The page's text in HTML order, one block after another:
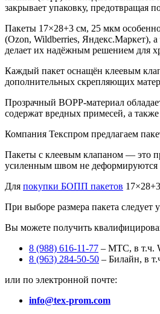
закрывает упаковку, предотвращая
Пакеты 17×28+3 см, 25 мкм
(Ozon, Wildberries, Яндекс.Маркет), а
делает их надёжным решением для
Каждый пакет оснащён клеевым
дополнительных скрепляющих
Прозрачный BOPP‑материал
содержат вредных примесей, а
Компания Текспром предлагаем
Пакеты с клеевым клапаном — это
усиленным швом не деформируются
Для покупки БОПП пакетов
При выборе размера пакета
Вы можете получить
8 (988) 616-11-77 – МТС, в т.ч.
8 (963) 284-50-50 – Билайн, в
или по электронной почте:
info@tex-prom.com